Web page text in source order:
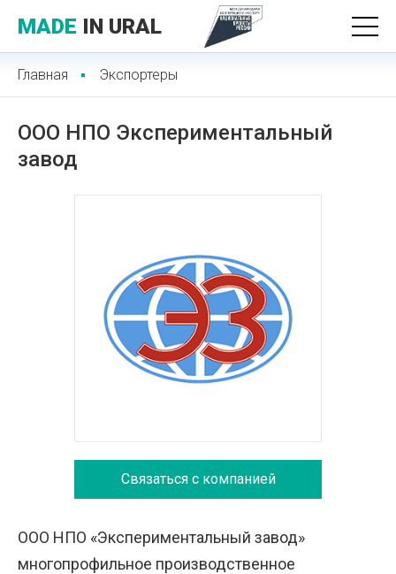
MADE IN URAL
Главная Экспортеры
ООО НПО Экспериментальный
завод
Связаться с компанией
ООО НПО «Экспериментальный завод»
многопрофильное производственное